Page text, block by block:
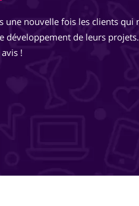
une nouvelle fois les clients qui
développement de leurs projets.
!
à tout ! Je recommande